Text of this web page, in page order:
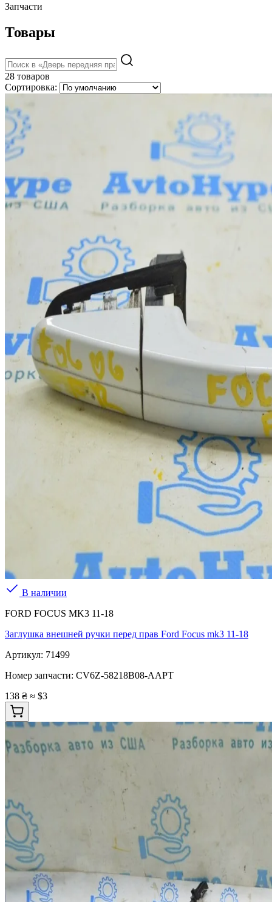
Запчасти
Товары
28 товаров
Сортировка:
В наличии
FORD FOCUS MK3 11-18
Заглушка внешней ручки перед прав Ford Focus mk3 11-18
Артикул: 71499
Номер запчасти: CV6Z-58218B08-AAPT
138 ₴ ≈ $3